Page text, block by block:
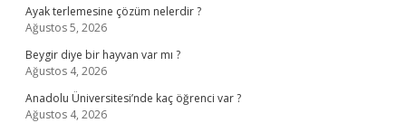
Ayak terlemesine çözüm nelerdir ?
Ağustos 5, 2026
Beygir diye bir hayvan var mı ?
Ağustos 4, 2026
Anadolu Üniversitesi’nde kaç öğrenci var ?
Ağustos 4, 2026